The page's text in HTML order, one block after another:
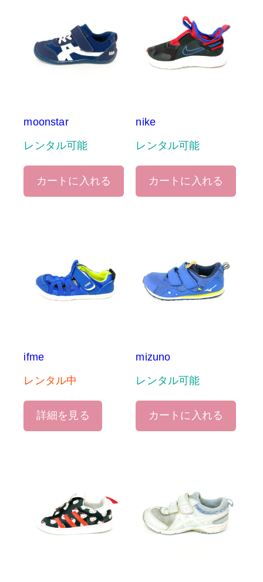
moonstar
レンタル可能
カートに入れる
nike
レンタル可能
カートに入れる
ifme
レンタル中
詳細を見る
mizuno
レンタル可能
カートに入れる